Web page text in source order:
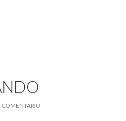
COMENTARIO